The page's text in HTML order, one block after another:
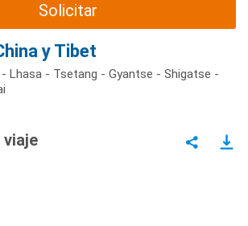
Solicitar
y Tibet
- Lhasa - Tsetang - Gyantse - Shigatse -